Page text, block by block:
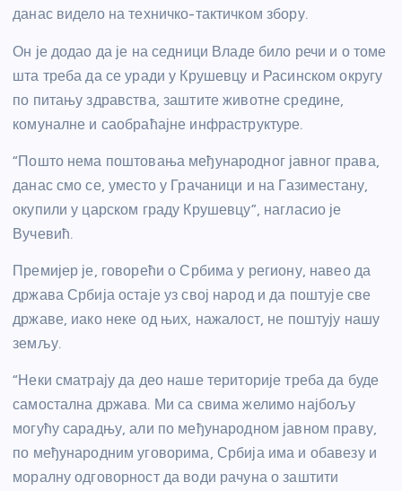
данас видело на техничко-тактичком збору.
Он је додао да је на седници Владе било речи и о томе
шта треба да се уради у Крушевцу и Расинском округу
по питању здравства, заштите животне средине,
комуналне и саобраћајне инфраструктуре.
“Пошто нема поштовања међународног јавног права,
данас смо се, уместо у Грачаници и на Газиместану,
окупили у царском граду Крушевцу”, нагласио је
Вучевић.
Премијер је, говорећи о Србима у региону, навео да
држава Србија остаје уз свој народ и да поштује све
државе, иако неке од њих, нажалост, не поштују нашу
земљу.
“Неки сматрају да део наше територије треба да буде
самостална држава. Ми са свима желимо најбољу
могућу сарадњу, али по међународном јавном праву,
по међународним уговорима, Србија има и обавезу и
моралну одговорност да води рачуна о заштити